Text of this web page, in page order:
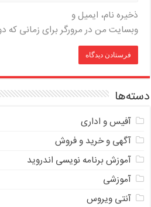
ذخیره نام، ایمیل و
وبسایت من در مرورگر برای زمانی که
دسته‌ها
آفیس و اداری
آگهی و خرید و فروش
آموزش برنامه نویسی اندروید
آموزشی
آنتی ویروس